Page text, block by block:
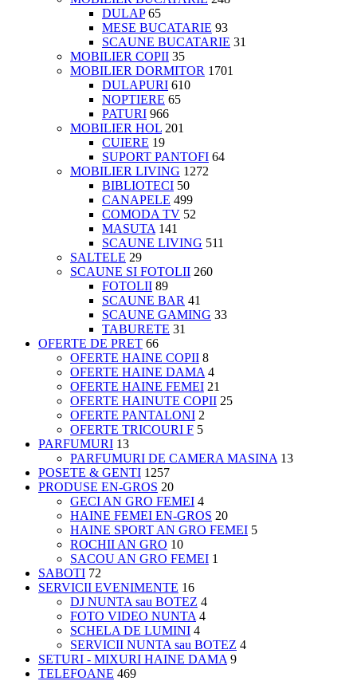
DULAP 65
MESE BUCATARIE 93
SCAUNE BUCATARIE 31
MOBILIER COPII 35
MOBILIER DORMITOR 1701
DULAPURI 610
NOPTIERE 65
PATURI 966
MOBILIER HOL 201
CUIERE 19
SUPORT PANTOFI 64
MOBILIER LIVING 1272
BIBLIOTECI 50
CANAPELE 499
COMODA TV 52
MASUTA 141
SCAUNE LIVING 511
SALTELE 29
SCAUNE SI FOTOLII 260
FOTOLII 89
SCAUNE BAR 41
SCAUNE GAMING 33
TABURETE 31
OFERTE DE PRET 66
OFERTE HAINE COPII 8
OFERTE HAINE DAMA 4
OFERTE HAINE FEMEI 21
OFERTE HAINUTE COPII 25
OFERTE PANTALONI 2
OFERTE TRICOURI F 5
PARFUMURI 13
PARFUMURI DE CAMERA MASINA 13
POSETE & GENTI 1257
PRODUSE EN-GROS 20
GECI AN GRO FEMEI 4
HAINE FEMEI EN-GROS 20
HAINE SPORT AN GRO FEMEI 5
ROCHII AN GRO 10
SACOU AN GRO FEMEI 1
SABOTI 72
SERVICII EVENIMENTE 16
DJ NUNTA sau BOTEZ 4
FOTO VIDEO NUNTA 4
SCHELA DE LUMINI 4
SERVICII NUNTA sau BOTEZ 4
SETURI - MIXURI HAINE DAMA 9
TELEFOANE 469